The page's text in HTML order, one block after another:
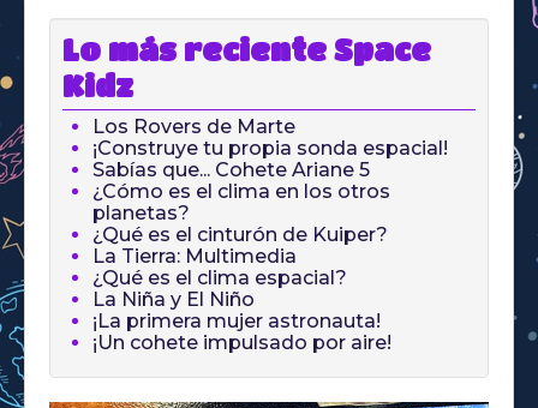
Lo más reciente Space
Kidz
Los Rovers de Marte
¡Construye tu propia sonda espacial!
Sabías que... Cohete Ariane 5
¿Cómo es el clima en los otros
planetas?
¿Qué es el cinturón de Kuiper?
La Tierra: Multimedia
¿Qué es el clima espacial?
La Niña y El Niño
¡La primera mujer astronauta!
¡Un cohete impulsado por aire!